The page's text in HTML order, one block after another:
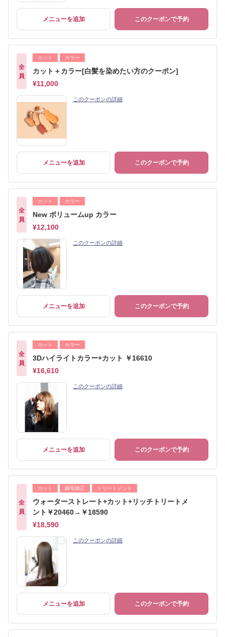
メニューを追加 このクーポンで予約
全
員
カット カラー
カット＋カラー[白髪を染めたい方のクーポン]
¥11,000
このクーポンの詳細
メニューを追加 このクーポンで予約
全
員
カット カラー
New ボリュームup カラー
¥12,100
このクーポンの詳細
メニューを追加 このクーポンで予約
全
員
カット カラー
3Dハイライトカラー+カット ￥16610
¥16,610
このクーポンの詳細
メニューを追加 このクーポンで予約
全
員
カット 縮毛矯正 トリートメント
ウォーターストレート+カット+リッチトリートメ
ント￥20460→￥18590
¥18,590
このクーポンの詳細
メニューを追加 このクーポンで予約